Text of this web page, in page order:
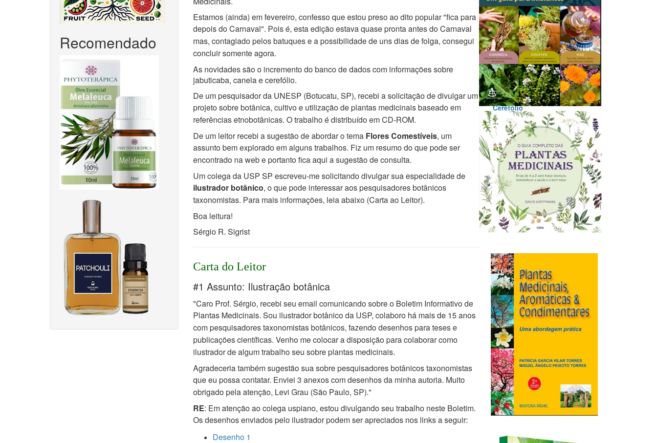
Recomendado
Estamos (ainda) em fevereiro, confesso que estou preso ao dito popular "fica para
depois do Carnaval". Poisé, esta edição estava quase pronta antes do Carnaval
mas, contagiado pelos batuques e a possibilidade de unsdias de folga, consegui
concluir somente agora.
As novidades são o incremento do banco de dados com informações sobre
jabuticaba, canela e cerefólio.
De um pesquisador da UNESP (Botucatu, SP), recebi a solicitação de divulgar um
projeto sobre botânica, cultivo e utilização de plantas medicinais baseado em
referências etnobotânicas. O trabalho é distribuído emCD-ROM.
De um leitor recebi a sugestão de abordar o tema Flores Comestíveis, um
assunto bem explorado em alguns trabalhos. Fiz um resumo do que pode ser
encontrado na web e portanto fica aqui a sugestão de consulta.
Um colega da USP SP escreveu-me solicitando divulgar sua especialidade de
ilustrador botânico, o que pode interessar aos pesquisadores botânicos
taxonomistas. Para mais informações, leia abaixo (Carta ao Leitor).
Boa leitura!
Sérgio R. Sigrist
Carta do Leitor
#1 Assunto: Ilustração botânica
"Caro Prof. Sérgio, recebi seu email comunicando sobre o Boletim Informativo de
Plantas Medicinais. Sou ilustrador botânico da USP, colaboro há mais de 15 anos
com pesquisadores taxonomistas botânicos, fazendodesenhos para teses e
publicações científicas. Venho me colocar a disposição para colaborar como
ilustrador de algum trabalho seu sobre plantas medicinais.
Agradeceria também sugestão sua sobre pesquisadores botânicos taxonomistas
que eu possa contatar. Enviei 3 anexos com desenhos da minha autoria. Muito
obrigado pela atenção, Levi Grau (São Paulo, SP)."
RE: Em atenção ao colega uspiano, estou divulgando seu trabalho neste Boletim.
Os desenhos enviados pelo ilustradorpodem ser apreciados nos links a seguir:
Desenho 1
Canela
Cerefólio
Jaboticabeira